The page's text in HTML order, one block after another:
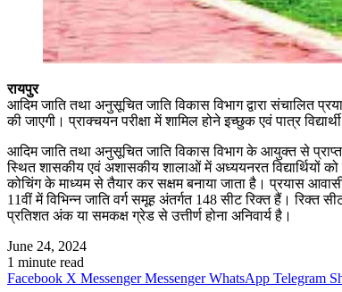
रायपुर
आदिम जाति तथा अनुसूचित जाति विकास विभाग द्वारा संचालित
की जाएगी। प्राक्चयन परीक्षा में शामिल होने इच्छुक एवं पात्र
आदिम जाति तथा अनुसूचित जाति विकास विभाग के आयुक्त से प्राप्त
स्थित शासकीय एवं अशासकीय शालाओं में अध्ययनरत विद्यार्थियों को
कोचिंग के माध्यम से तैयार कर सक्षम बनाया जाता है। प्रयास
11वीं में विभिन्न जाति वर्ग समूह अंतर्गत 148 सीट रिक्त हैं। रिक्त
प्रतिशत अंक या समकक्ष ग्रेड से उत्तीर्ण होना अनिवार्य है।
June 24, 2024
1 minute read
Facebook X Messenger Messenger WhatsApp Telegram